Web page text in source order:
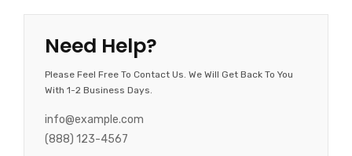
Need Help?
Please Feel Free To Contact Us. We Will Get Back To You
With 1-2 Business Days.
info@example.com
(888) 123-4567